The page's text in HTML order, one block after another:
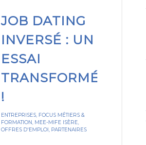
JOB DATING
INVERSÉ : UN
ESSAI
TRANSFORMÉ
!
ENTREPRISES, FOCUS MÉTIERS &
FORMATION, MEE-MIFE ISÈRE,
OFFRES D'EMPLOI , PARTENAIRES